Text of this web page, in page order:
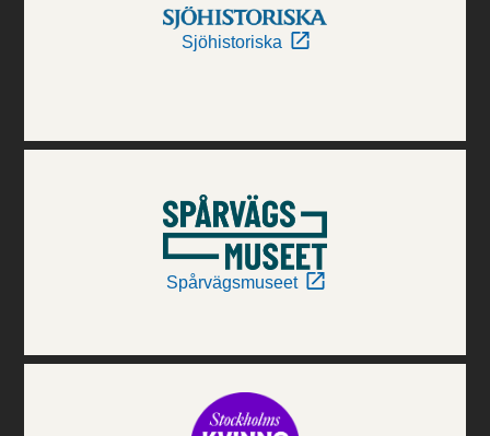
Sjöhistoriska
Spårvägsmuseet